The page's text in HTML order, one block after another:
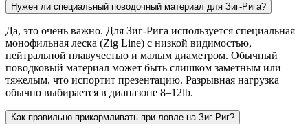
Нужен ли специальный поводочный материал для Зиг-Рига?
Да, это очень важно. Для Зиг-Рига используется специальная
монофильная леска (Zig Line) с низкой видимостью,
нейтральной плавучестью и малым диаметром. Обычный
поводковый материал может быть слишком заметным или
тяжелым, что испортит презентацию. Разрывная нагрузка
обычно выбирается в диапазоне 8–12lb.
Как правильно прикармливать при ловле на Зиг-Риг?